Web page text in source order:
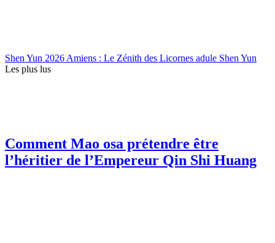
Shen Yun 2026 Amiens : Le Zénith des Licornes adule Shen Yun
Les plus lus
Comment Mao osa prétendre être
l’héritier de l’Empereur Qin Shi Huang